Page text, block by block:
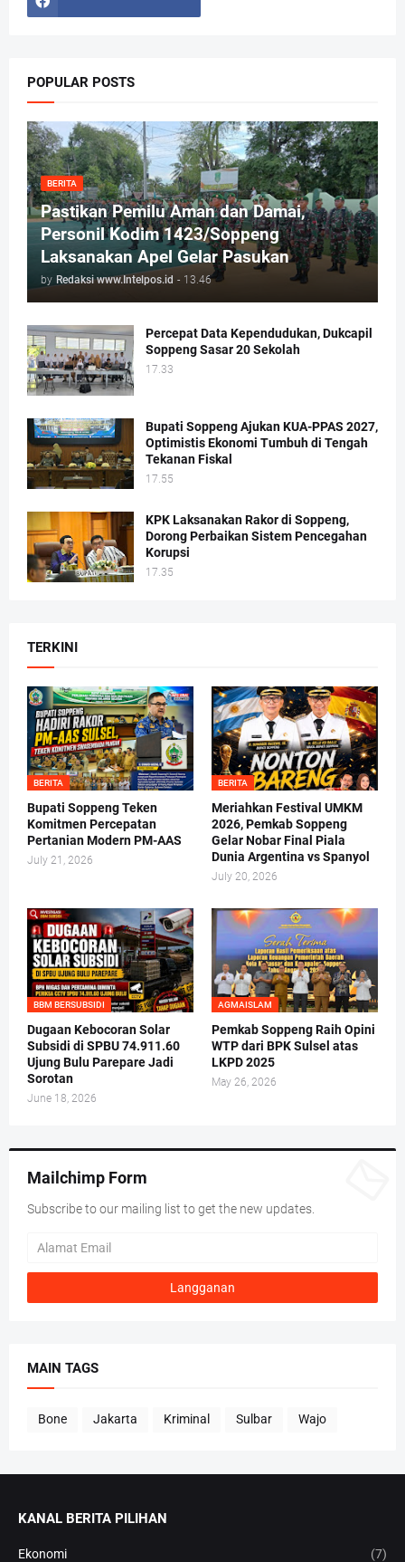
POPULAR POSTS
BERITA
Pastikan Pemilu Aman dan Damai,
Personil Kodim 1423/Soppeng
Laksanakan Apel Gelar Pasukan
by Redaksi www.Intelpos.id - 13.46
Percepat Data Kependudukan, Dukcapil
Soppeng Sasar 20 Sekolah
17.33
Bupati Soppeng Ajukan KUA-PPAS 2027,
Optimistis Ekonomi Tumbuh di Tengah
Tekanan Fiskal
17.55
KPK Laksanakan Rakor di Soppeng,
Dorong Perbaikan Sistem Pencegahan
Korupsi
17.35
TERKINI
BERITA
Bupati Soppeng Teken
Komitmen Percepatan
Pertanian Modern PM-AAS
July 21, 2026
BERITA
Meriahkan Festival UMKM
2026, Pemkab Soppeng
Gelar Nobar Final Piala
Dunia Argentina vs Spanyol
July 20, 2026
BBM BERSUBSIDI
Dugaan Kebocoran Solar
Subsidi di SPBU 74.911.60
Ujung Bulu Parepare Jadi
Sorotan
June 18, 2026
AGMAISLAM
Pemkab Soppeng Raih Opini
WTP dari BPK Sulsel atas
LKPD 2025
May 26, 2026
Mailchimp Form
Subscribe to our mailing list to get the new updates.
MAIN TAGS
Bone Jakarta Kriminal Sulbar Wajo
KANAL BERITA PILIHAN
Ekonomi (7)